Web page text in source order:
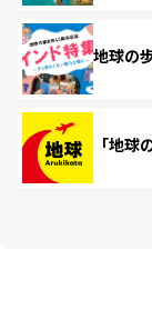
地球の
「地